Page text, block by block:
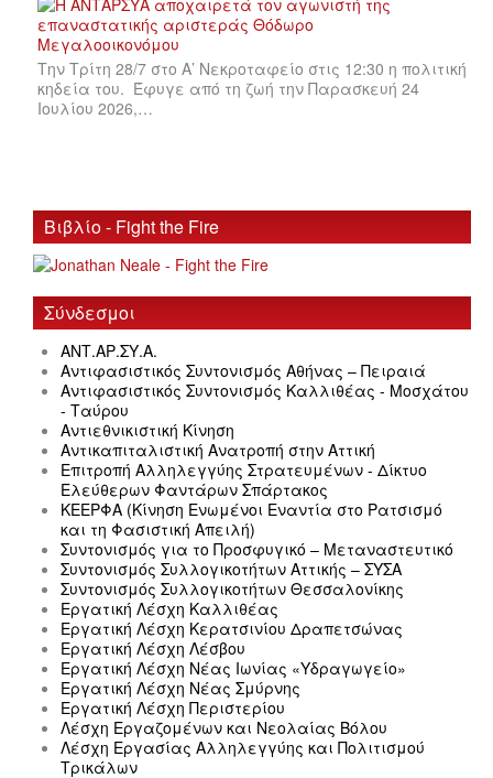
Την Τρίτη 28/7 στο Α’ Νεκροταφείο στις 12:30 η πολιτική
κηδεία του. Έφυγε από τη ζωή την Παρασκευή 24
Ιουλίου 2026,…
Βιβλίο - Fight the Fire
Σύνδεσμοι
ΑΝΤ.ΑΡ.ΣΥ.Α.
Αντιφασιστικός Συντονισμός Αθήνας – Πειραιά
Αντιφασιστικός Συντονισμός Καλλιθέας - Μοσχάτου
- Ταύρου
Αντιεθνικιστική Κίνηση
Αντικαπιταλιστική Ανατροπή στην Αττική
Επιτροπή Αλληλεγγύης Στρατευμένων - Δίκτυο
Ελεύθερων Φαντάρων Σπάρτακος
ΚΕΕΡΦΑ (Κίνηση Ενωμένοι Εναντία στο Ρατσισμό
και τη Φασιστική Απειλή)
Συντονισμός για το Προσφυγικό – Μεταναστευτικό
Συντονισμός Συλλογικοτήτων Αττικής – ΣΥΣΑ
Συντονισμός Συλλογικοτήτων Θεσσαλονίκης
Εργατική Λέσχη Καλλιθέας
Εργατική Λέσχη Κερατσινίου Δραπετσώνας
Εργατική Λέσχη Λέσβου
Εργατική Λέσχη Νέας Ιωνίας «Υδραγωγείο»
Εργατική Λέσχη Νέας Σμύρνης
Εργατική Λέσχη Περιστερίου
Λέσχη Εργαζομένων και Νεολαίας Βόλου
Λέσχη Εργασίας Αλληλεγγύης και Πολιτισμού
Τρικάλων